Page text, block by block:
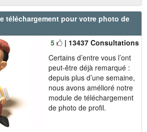
téléchargement pour votre photo de
5
| 13437 Consultations
Certains d’entre vous l’ont
peut-être déjà remarqué :
depuis plus d’une semaine,
nous avons amélioré notre
module de téléchargement
de photo de profil.